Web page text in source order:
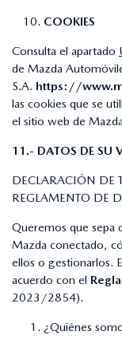
COOKIES
Consulta el apartado
de Mazda
S.A. https://
las cookies que se
el sitio web de
11.- DATOS DE SU
DECLARACIÓN DE
REGLAMENTO DE
Queremos que sepa
Mazda conectado,
ellos o gestionarlos.
acuerdo con el
2023/2854).
¿Quiénes